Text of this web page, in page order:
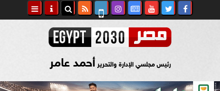
رئيس مجلسي الإدارة والتحرير أحمد عامر